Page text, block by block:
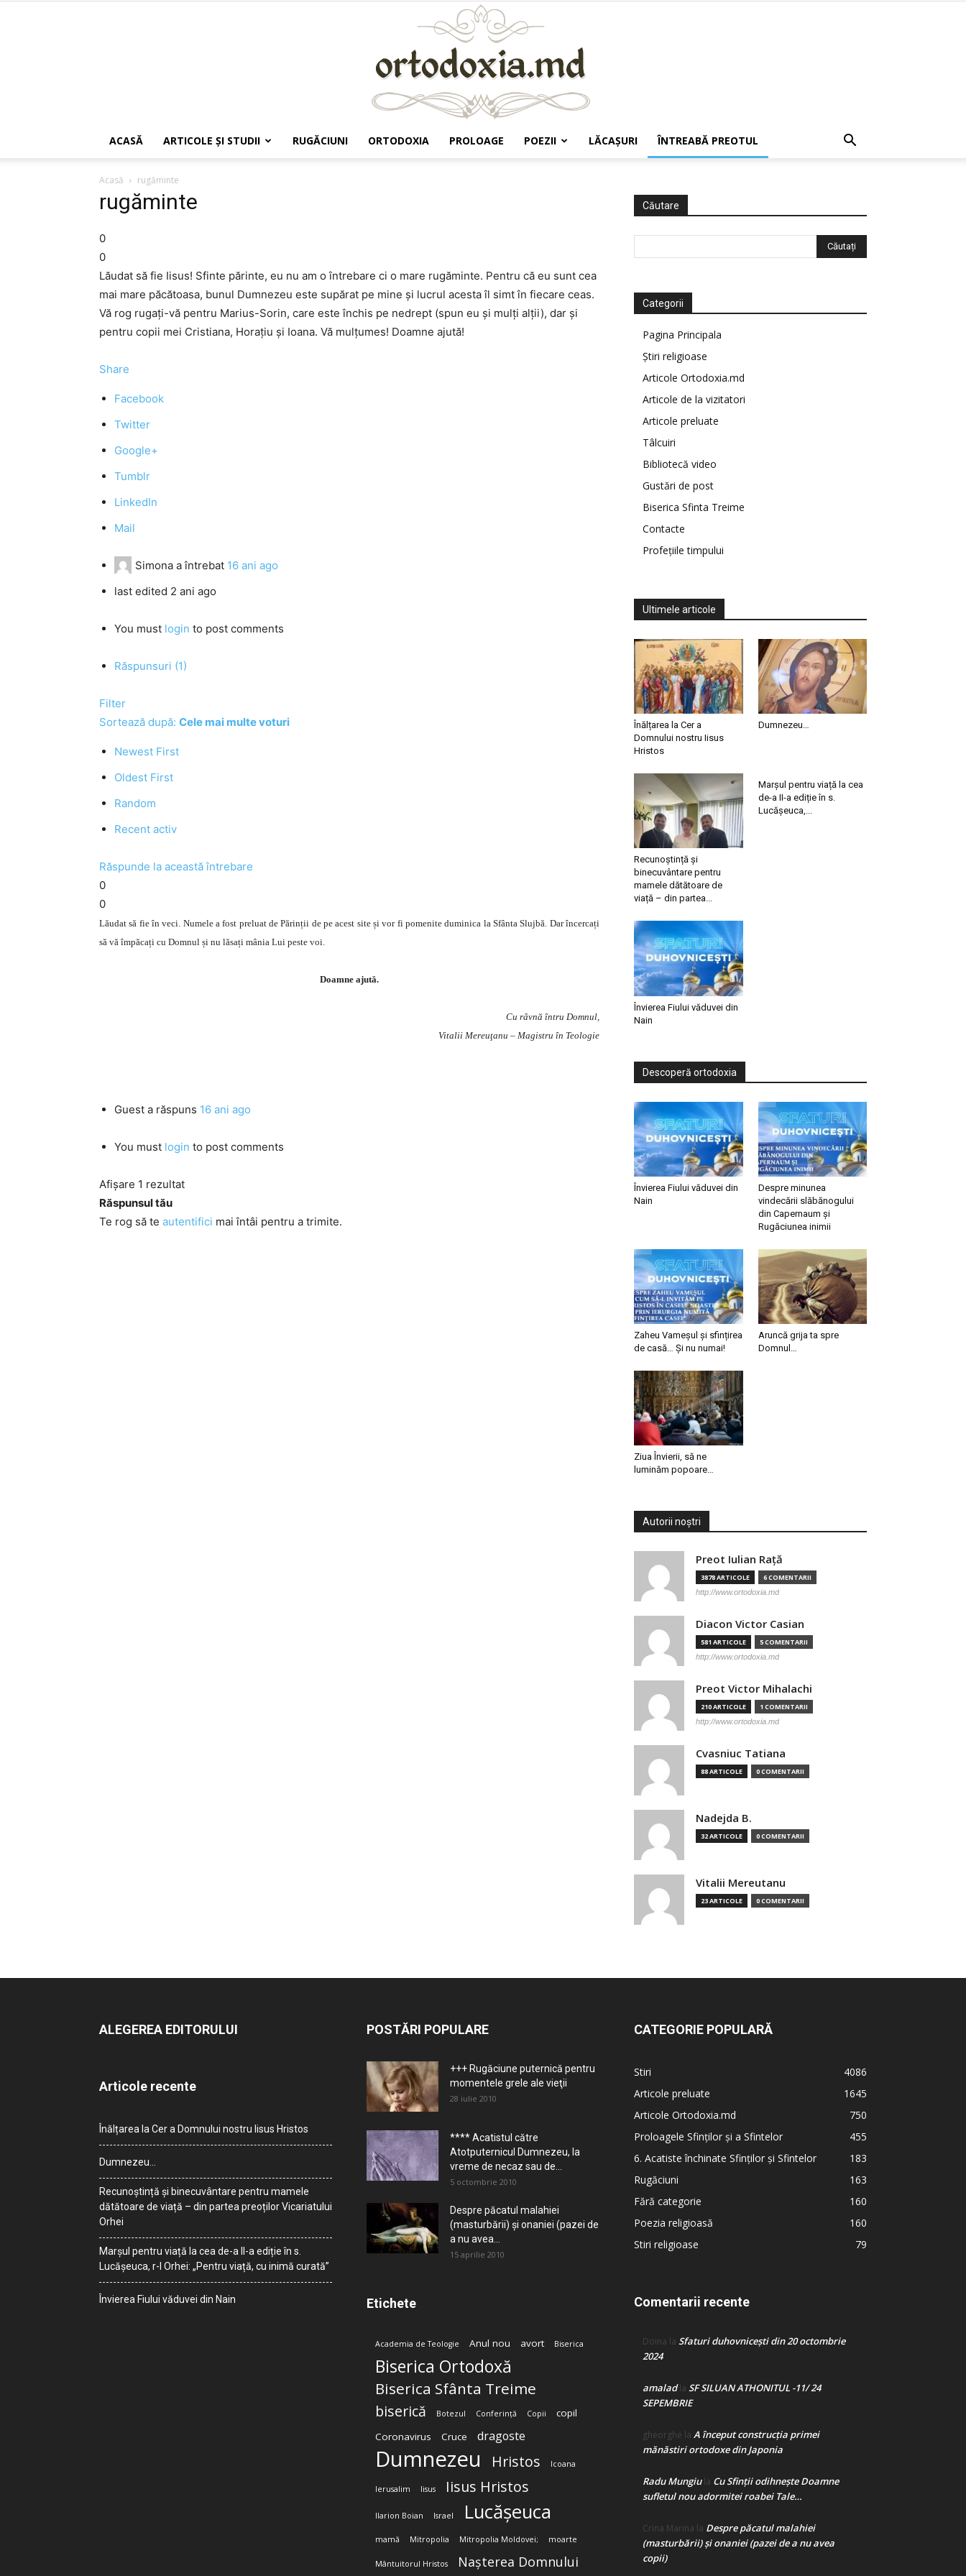
ACASĂ ARTICOLE ŞI STUDII RUGĂCIUNI ORTODOXIA PROLOAGE POEZII LĂCAŞURI ÎNTREABĂ PREOTUL
Acasă rugăminte
rugăminte
0
0
Lăudat să fie Iisus! Sfinte părinte, eu nu am o întrebare ci o mare rugăminte. Pentru că eu sunt cea
mai mare păcătoasa, bunul Dumnezeu este supărat pe mine şi lucrul acesta îl simt în fiecare ceas.
Vă rog rugaţi-vă pentru Marius-Sorin, care este închis pe nedrept (spun eu şi mulţi alţii), dar şi
pentru copii mei Cristiana, Horaţiu şi Ioana. Vă mulţumes! Doamne ajută!
Share
Facebook
Twitter
Google+
Tumblr
LinkedIn
Mail
Simona a întrebat 16 ani ago
last edited 2 ani ago
You must login to post comments
Răspunsuri (1)
Filter
Sortează după: Cele mai multe voturi
Newest First
Oldest First
Random
Recent activ
Răspunde la această întrebare
0
0
Lăudat să fie în veci. Numele a fost preluat de Părinții de pe acest site și vor fi pomenite duminica la Sfânta Slujbă. Dar încercați
să vă împăcați cu Domnul și nu lăsați mânia Lui peste voi.
Doamne ajută.
Cu râvnă întru Domnul,
Vitalii Mereuţanu – Magistru în Teologie
Guest a răspuns 16 ani ago
You must login to post comments
Afișare 1 rezultat
Răspunsul tău
Te rog să te autentifici mai întâi pentru a trimite.
Căutare
Categorii
Pagina Principala
Știri religioase
Articole Ortodoxia.md
Articole de la vizitatori
Articole preluate
Tâlcuiri
Bibliotecă video
Gustări de post
Biserica Sfinta Treime
Contacte
Profețiile timpului
Ultimele articole
Înălțarea la Cer a
Domnului nostru Iisus
Hristos
Dumnezeu…
Recunoștință și
binecuvântare pentru
mamele dătătoare de
viață – din partea...
Marșul pentru viață la cea
de-a II-a ediție în s.
Lucășeuca,...
Învierea Fiului văduvei din
Nain
Descoperă ortodoxia
Învierea Fiului văduvei din
Nain
Despre minunea
vindecării slăbănogului
din Capernaum și
Rugăciunea inimii
Zaheu Vameșul și sfințirea
de casă… Și nu numai!
Aruncă grija ta spre
Domnul…
Ziua Învierii, să ne
luminăm popoare…
Autorii noștri
Preot Iulian Raţă
3878 ARTICOLE 6 COMENTARII
http://www.ortodoxia.md
Diacon Victor Casian
581 ARTICOLE 5 COMENTARII
http://www.ortodoxia.md
Preot Victor Mihalachi
210 ARTICOLE 1 COMENTARII
http://www.ortodoxia.md
Cvasniuc Tatiana
88 ARTICOLE 0 COMENTARII
Nadejda B.
32 ARTICOLE 0 COMENTARII
Vitalii Mereutanu
23 ARTICOLE 0 COMENTARII
ALEGEREA EDITORULUI
Articole recente
Înălțarea la Cer a Domnului nostru Iisus Hristos
Dumnezeu…
Recunoștință și binecuvântare pentru mamele
dătătoare de viață – din partea preoților Vicariatului
Orhei
Marșul pentru viață la cea de-a II-a ediție în s.
Lucășeuca, r-l Orhei: „Pentru viață, cu inimă curată”
Învierea Fiului văduvei din Nain
POSTĂRI POPULARE
+++ Rugăciune puternică pentru
momentele grele ale vieţii
28 iulie 2010
**** Acatistul către
Atotputernicul Dumnezeu, la
vreme de necaz sau de...
5 octombrie 2010
Despre păcatul malahiei
(masturbării) şi onaniei (pazei de
a nu avea...
15 aprilie 2010
Etichete
Academia de Teologie Anul nou avort Biserica
Biserica Ortodoxă
Biserica Sfânta Treime
biserică Botezul Conferință Copii
copil
Coronavirus
Cruce dragoste
Dumnezeu Hristos Icoana
Ierusalim Iisus Iisus Hristos
Ilarion Boian Israel Lucășeuca
mamă Mitropolia Mitropolia Moldovei; moarte
Mântuitorul Hristos Nașterea Domnului
CATEGORIE POPULARĂ
Stiri
4086
Articole preluate
1645
Articole Ortodoxia.md
750
Proloagele Sfinților și a Sfintelor
455
6. Acatiste închinate Sfinților și Sfintelor
183
Rugăciuni
163
Fără categorie
160
Poezia religioasă
160
Stiri religioase
79
Comentarii recente
Doina la Sfaturi duhovnicești din 20 octombrie
2024
amaladla SF SILUAN ATHONITUL -11/ 24
SEPEMBRIE
gheorghe la A început construcţia primei
mănăstiri ortodoxe din Japonia
Radu Mungiula Cu Sfinții odihnește Doamne
sufletul nou adormitei roabei Tale…
Crina Marina la Despre păcatul malahiei
(masturbării) şi onaniei (pazei de a nu avea
copii)